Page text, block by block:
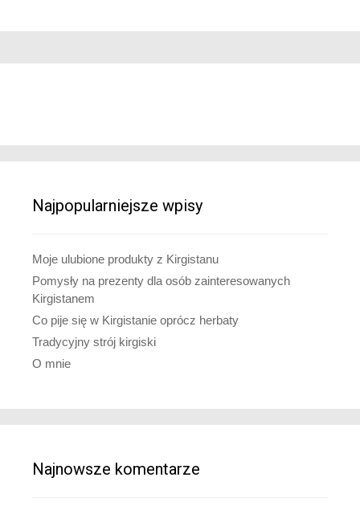
Najpopularniejsze wpisy
Moje ulubione produkty z Kirgistanu
Pomysły na prezenty dla osób zainteresowanych
Kirgistanem
Co pije się w Kirgistanie oprócz herbaty
Tradycyjny strój kirgiski
O mnie
Najnowsze komentarze